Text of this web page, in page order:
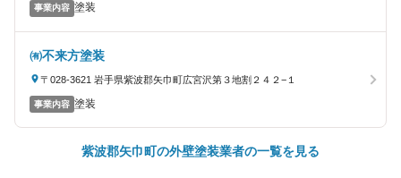
事業内容 塗装
㈲不来方塗装
〒028-3621 岩手県紫波郡矢巾町広宮沢第３地割２４２−１
事業内容 塗装
紫波郡矢巾町の外壁塗装業者の一覧を見る